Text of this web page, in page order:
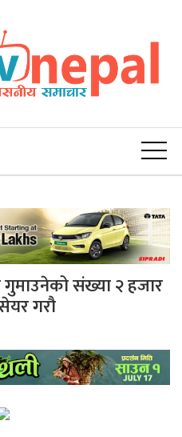
गुमाउनेको संख्या २ हजार
गरौ